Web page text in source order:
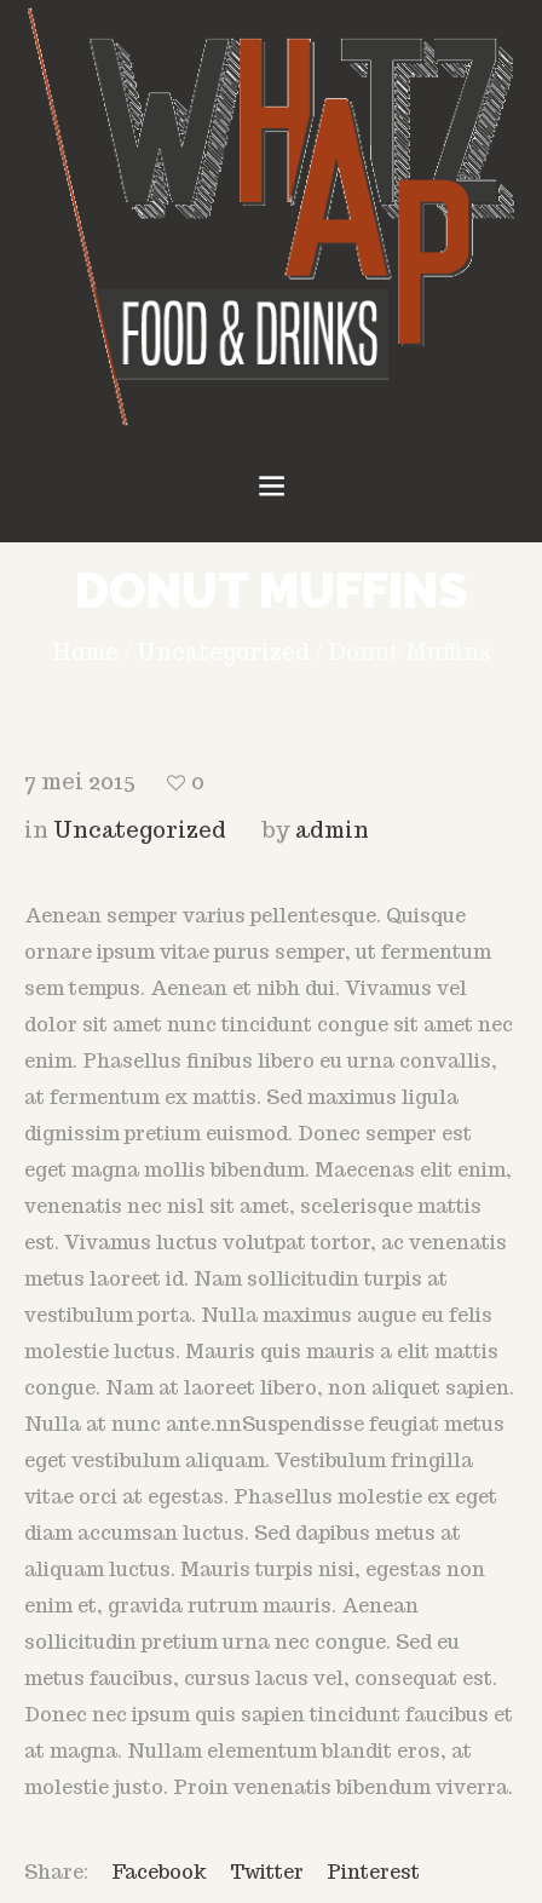
7 mei 2015
0
in Uncategorized by admin
Aenean semper varius pellentesque. Quisque
ornare ipsum vitae purus semper, ut fermentum
sem tempus. Aenean et nibh dui. Vivamus vel
dolor sit amet nunc tincidunt congue sit amet nec
enim. Phasellus finibus libero eu urna convallis,
at fermentum ex mattis. Sed maximus ligula
dignissim pretium euismod. Donec semper est
eget magna mollis bibendum. Maecenas elit enim,
venenatis nec nisl sit amet, scelerisque mattis
est. Vivamus luctus volutpat tortor, ac venenatis
metus laoreet id. Nam sollicitudin turpis at
vestibulum porta. Nulla maximus augue eu felis
molestie luctus. Mauris quis mauris a elit mattis
congue. Nam at laoreet libero, non aliquet sapien.
Nulla at nunc ante.nnSuspendisse feugiat metus
eget vestibulum aliquam. Vestibulum fringilla
vitae orci at egestas. Phasellus molestie ex eget
diam accumsan luctus. Sed dapibus metus at
aliquam luctus. Mauris turpis nisi, egestas non
enim et, gravida rutrum mauris. Aenean
sollicitudin pretium urna nec congue. Sed eu
metus faucibus, cursus lacus vel, consequat est.
Donec nec ipsum quis sapien tincidunt faucibus et
at magna. Nullam elementum blandit eros, at
molestie justo. Proin venenatis bibendum viverra.
Share: Facebook Twitter Pinterest